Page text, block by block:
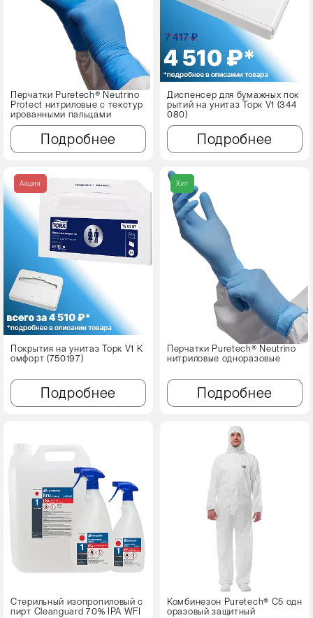
Перчатки Puretech® Neutrino
Protect нитриловые с текстур
ированными пальцами
Подробнее
Диспенсер для бумажных пок
рытий на унитаз Торк V1 (344
080)
Подробнее
Акция
Покрытия на унитаз Торк V1 К
омфорт (750197)
Подробнее
Хит
Перчатки Puretech® Neutrino
нитриловые одноразовые
Подробнее
Стерильный изопропиловый с
пирт Cleanguard 70% IPA WFI
Комбинезон Puretech® C5 одн
оразовый защитный